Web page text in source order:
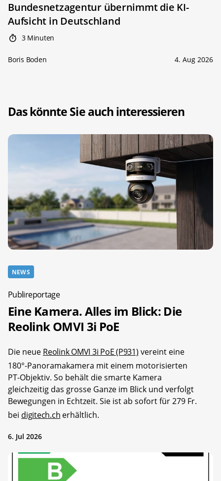
Bundesnetzagentur übernimmt die KI-
Aufsicht in Deutschland
3 Minuten
Boris Boden 4. Aug 2026
Das könnte Sie auch interessieren
NEWS
Publireportage
Eine Kamera. Alles im Blick: Die
Reolink OMVI 3i PoE
Die neue Reolink OMVI 3i PoE (P931) vereint eine
180°-Panoramakamera mit einem motorisierten
PT-Objektiv. So behält die smarte Kamera
gleichzeitig das grosse Ganze im Blick und verfolgt
Bewegungen in Echtzeit. Sie ist ab sofort für 279 Fr.
bei digitech.ch erhältlich.
6. Jul 2026